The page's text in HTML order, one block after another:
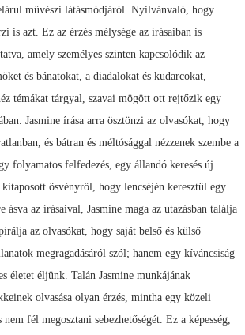
művészi látásmódjáról. Nyilvánvaló, hogy
is azt. Ez az érzés mélysége az írásaiban is
amely személyes szinten kapcsolódik az
és bánatokat, a diadalokat és kudarcokat,
témákat tárgyal, szavai mögött ott rejtőzik egy
Jasmine írása arra ösztönzi az olvasókat, hogy
és bátran és méltósággal nézzenek szembe a
folyamatos felfedezés, egy állandó keresés új
ösvényről, hogy lencséjén keresztül egy
az írásaival, Jasmine maga az utazásban találja
az olvasókat, hogy saját belső és külső
megragadásáról szól; hanem egy kíváncsiság
életet éljünk. Talán Jasmine munkájának
olvasása olyan érzés, mintha egy közeli
fél megosztani sebezhetőségét. Ez a képesség,